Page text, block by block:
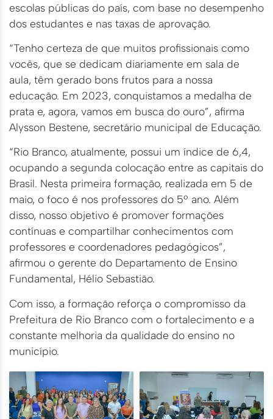
escolas públicas do país, com base no desempenho
dos estudantes e nas taxas de aprovação.
“Tenho certeza de que muitos profissionais como
vocês, que se dedicam diariamente em sala de
aula, têm gerado bons frutos para a nossa
educação. Em 2023, conquistamos a medalha de
prata e, agora, vamos em busca do ouro”, afirma
Alysson Bestene, secretário municipal de Educação.
“Rio Branco, atualmente, possui um índice de 6,4,
ocupando a segunda colocação entre as capitais do
Brasil. Nesta primeira formação, realizada em 5 de
maio, o foco é nos professores do 5º ano. Além
disso, nosso objetivo é promover formações
contínuas e compartilhar conhecimentos com
professores e coordenadores pedagógicos”,
afirmou o gerente do Departamento de Ensino
Fundamental, Hélio Sebastião.
Com isso, a formação reforça o compromisso da
Prefeitura de Rio Branco com o fortalecimento e a
constante melhoria da qualidade do ensino no
município.